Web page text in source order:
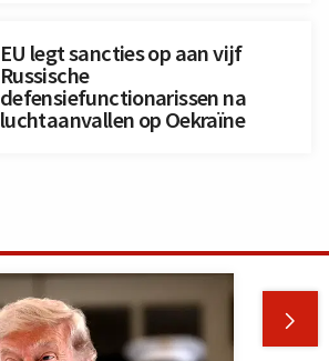
EU legt sancties op aan vijf
Russische
defensiefunctionarissen na
luchtaanvallen op Oekraïne
